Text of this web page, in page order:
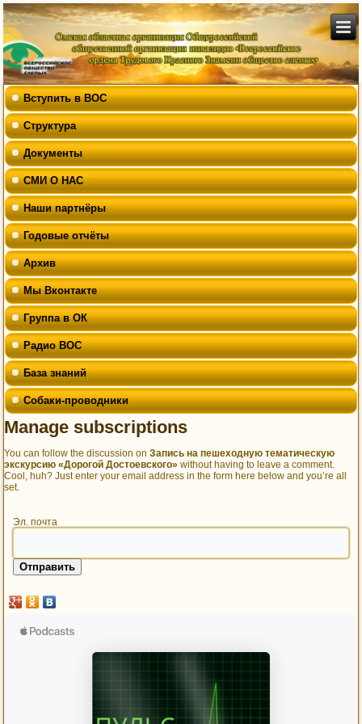
Вступить в ВОС
Структура
Документы
СМИ О НАС
Наши партнёры
Годовые отчёты
Архив
Мы Вконтакте
Группа в ОК
Радио ВОС
База знаний
Собаки-проводники
Manage subscriptions
You can follow the discussion onЗапись на пешеходную тематическую
экскурсию «Дорогой Достоевского» without having to leave a comment.
Cool, huh? Just enter your email address in the form here below and you’re all
set.
Эл. почта